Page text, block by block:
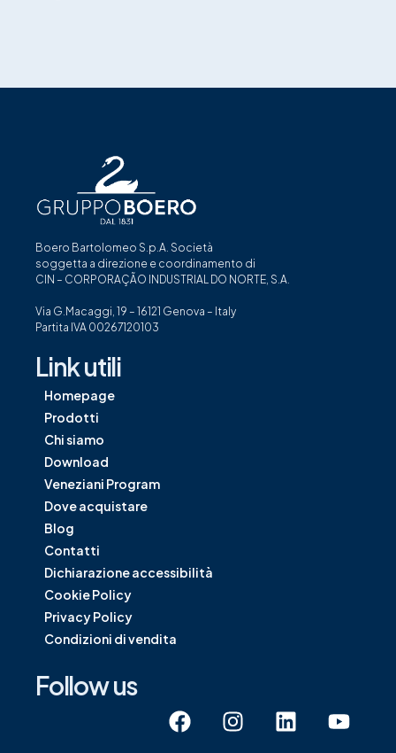
Boero Bartolomeo S.p.A. Società
soggetta a direzione e coordinamento di
CIN – CORPORAÇÃO INDUSTRIAL DO NORTE, S.A.
Via G.Macaggi, 19 – 16121 Genova – Italy
Partita IVA 00267120103
Link utili
Homepage
Prodotti
Chi siamo
Download
Veneziani Program
Dove acquistare
Blog
Contatti
Dichiarazione accessibilità
Cookie Policy
Privacy Policy
Condizioni di vendita
Follow us